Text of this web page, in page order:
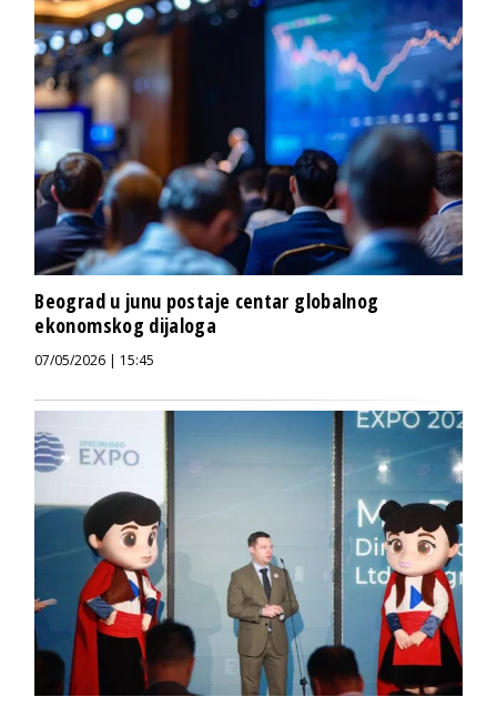
Beograd u junu postaje centar globalnog
ekonomskog dijaloga
07/05/2026 | 15:45